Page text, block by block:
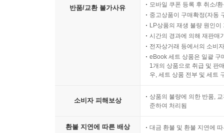
반품/교환 불가사유
모바일 쿠폰 등록 후 취소/
중고상품이 구매확정(자동
LP상품의 재생 불량 원인
시간의 경과에 의해 재판매
전자상거래 등에서의 소비
eBook 세트 상품은 일괄 구
1개의 상품으로 취급 및 판
우, 세트 상품 전부 및 세트
소비자 피해보상
상품의 불량에 의한 반품,
준하여 처리됨
환불 지연에 따른 배상 대금 환불 및 환불 지연에